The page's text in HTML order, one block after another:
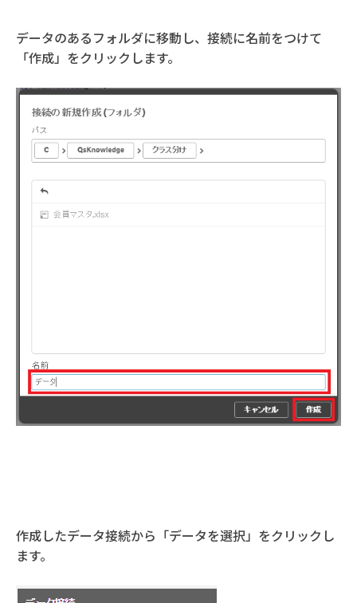
データのあるフォルダに移動し、接続に名前をつけて
「作成」をクリックします。
作成したデータ接続から「データを選択」をクリックし
ます。